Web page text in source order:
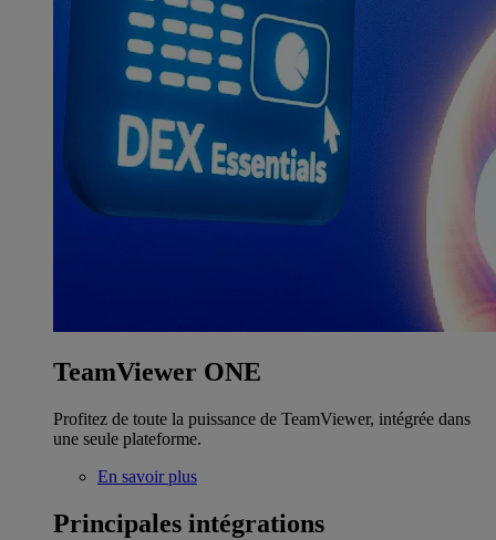
TeamViewer ONE
Profitez de toute la puissance de TeamViewer, intégrée dans
une seule plateforme.
En savoir plus
Principales intégrations